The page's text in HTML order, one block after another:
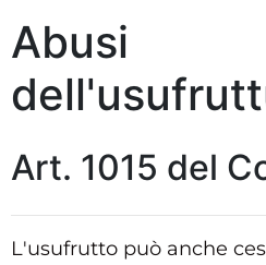
Abusi
Art. 1015 del
L'usufrutto può anche